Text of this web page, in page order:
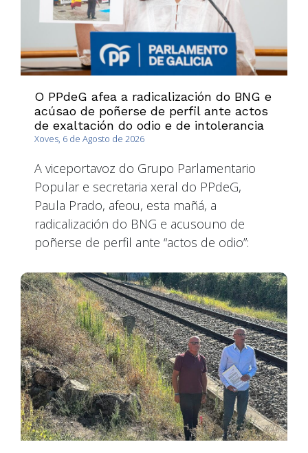
O PPdeG afea a radicalización do BNG e
acúsao de poñerse de perfil ante actos
de exaltación do odio e de intolerancia
Xoves, 6 de Agosto de 2026
A viceportavoz do Grupo Parlamentario
Popular e secretaria xeral do PPdeG,
Paula Prado, afeou, esta mañá, a
radicalización do BNG e acusouno de
poñerse de perfil ante “actos de odio”: